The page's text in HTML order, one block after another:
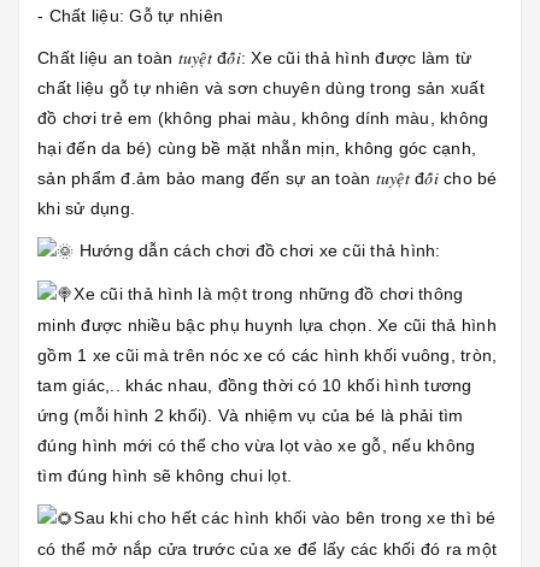
- Chất liệu: Gỗ tự nhiên
Chất liệu an toàn 𝑡𝑢𝑦𝑒̣̂𝑡 đ𝑜̂́𝑖: Xe cũi thả hình được làm từ
chất liệu gỗ tự nhiên và sơn chuyên dùng trong sản xuất
đồ chơi trẻ em (không phai màu, không dính màu, không
hại đến da bé) cùng bề mặt nhẵn mịn, không góc cạnh,
sản phẩm đ.ảm bảo mang đến sự an toàn 𝑡𝑢𝑦𝑒̣̂𝑡 đ𝑜̂́𝑖 cho bé
khi sử dụng.
Hướng dẫn cách chơi đồ chơi xe cũi thả hình:
Xe cũi thả hình là một trong những đồ chơi thông
minh được nhiều bậc phụ huynh lựa chọn. Xe cũi thả hình
gồm 1 xe cũi mà trên nóc xe có các hình khối vuông, tròn,
tam giác,.. khác nhau, đồng thời có 10 khối hình tương
ứng (mỗi hình 2 khối). Và nhiệm vụ của bé là phải tìm
đúng hình mới có thể cho vừa lọt vào xe gỗ, nếu không
tìm đúng hình sẽ không chui lọt.
Sau khi cho hết các hình khối vào bên trong xe thì bé
có thể mở nắp cửa trước của xe để lấy các khối đó ra một